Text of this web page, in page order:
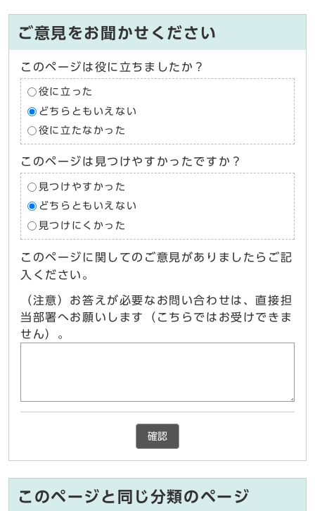
ご意見をお聞かせください
このページは役に立ちましたか？
役に立った
どちらともいえない
役に立たなかった
このページは見つけやすかったですか？
見つけやすかった
どちらともいえない
見つけにくかった
このページに関してのご意見がありましたらご記
入ください。
（注意）お答えが必要なお問い合わせは、直接担
当部署へお願いします（こちらではお受けできま
せん）。
確認
このページと同じ分類のページ